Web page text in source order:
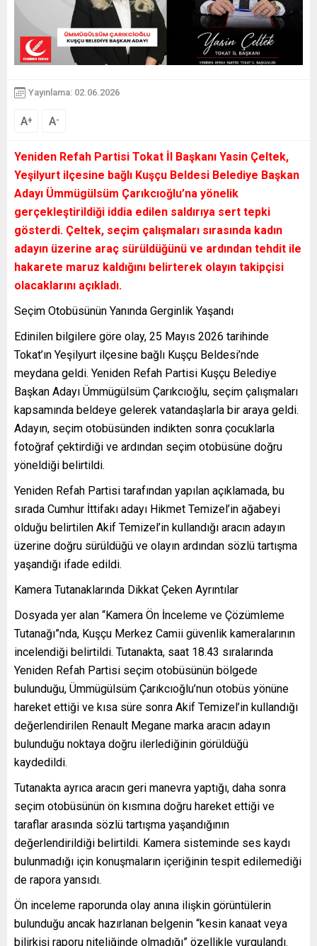
Yayınlama: 02.06.2026
A+ A-
Yeniden Refah Partisi Tokat İl Başkanı Yasin Çeltek,
Yeşilyurt ilçesine bağlı Kuşçu Beldesi Belediye Başkan
Adayı Ümmügülsüm Çarıkcıoğlu’na yönelik
gerçekleştirildiği iddia edilen saldırıya sert tepki
gösterdi. Çeltek, seçim çalışmaları sırasında kadın
adayın üzerine araç sürüldüğünü ve ardından tehdit ile
hakarete maruz kaldığını belirterek olayın takipçisi
olacaklarını açıkladı.
Seçim Otobüsünün Yanında Gerginlik Yaşandı
Edinilen bilgilere göre olay, 25 Mayıs 2026 tarihinde
Tokat’ın Yeşilyurt ilçesine bağlı Kuşçu Beldesi’nde
meydana geldi. Yeniden Refah Partisi Kuşçu Belediye
Başkan Adayı Ümmügülsüm Çarıkcıoğlu, seçim çalışmaları
kapsamında beldeye gelerek vatandaşlarla bir araya geldi.
Adayın, seçim otobüsünden indikten sonra çocuklarla
fotoğraf çektirdiği ve ardından seçim otobüsüne doğru
yöneldiği belirtildi.
Yeniden Refah Partisi tarafından yapılan açıklamada, bu
sırada Cumhur İttifakı adayı Hikmet Temizel’in ağabeyi
olduğu belirtilen Akif Temizel’in kullandığı aracın adayın
üzerine doğru sürüldüğü ve olayın ardından sözlü tartışma
yaşandığı ifade edildi.
Kamera Tutanaklarında Dikkat Çeken Ayrıntılar
Dosyada yer alan “Kamera Ön İnceleme ve Çözümleme
Tutanağı”nda, Kuşçu Merkez Camii güvenlik kameralarının
incelendiği belirtildi. Tutanakta, saat 18.43 sıralarında
Yeniden Refah Partisi seçim otobüsünün bölgede
bulunduğu, Ümmügülsüm Çarıkcıoğlu’nun otobüs yönüne
hareket ettiği ve kısa süre sonra Akif Temizel’in kullandığı
değerlendirilen Renault Megane marka aracın adayın
bulunduğu noktaya doğru ilerlediğinin görüldüğü
kaydedildi.
Tutanakta ayrıca aracın geri manevra yaptığı, daha sonra
seçim otobüsünün ön kısmına doğru hareket ettiği ve
taraflar arasında sözlü tartışma yaşandığının
değerlendirildiği belirtildi. Kamera sisteminde ses kaydı
bulunmadığı için konuşmaların içeriğinin tespit edilemediği
de rapora yansıdı.
Ön inceleme raporunda olay anına ilişkin görüntülerin
bulunduğu ancak hazırlanan belgenin “kesin kanaat veya
bilirkişi raporu niteliğinde olmadığı” özellikle vurgulandı.